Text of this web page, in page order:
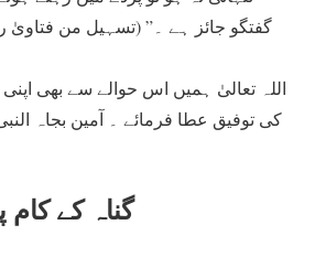
اللہ تعالیٰ ہمیں اس حوالے سے بھی
کی توفیق عطا فرمائے ۔ آمین بجاہ
گناہ کے کام